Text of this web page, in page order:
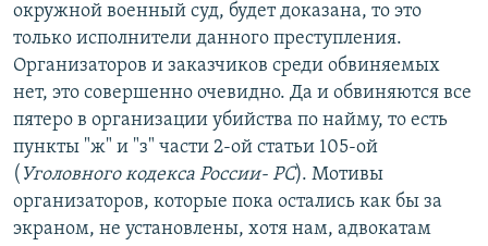
окружной военный суд, будет доказана, то это
только исполнители данного преступления.
Организаторов и заказчиков среди обвиняемых
нет, это совершенно очевидно. Да и обвиняются все
пятеро в организации убийства по найму, то есть
пункты "ж" и "з" части 2-ой статьи 105-ой
( Уголовного кодекса России- РС). Мотивы
организаторов, которые пока остались как бы за
экраном, не установлены, хотя нам, адвокатам